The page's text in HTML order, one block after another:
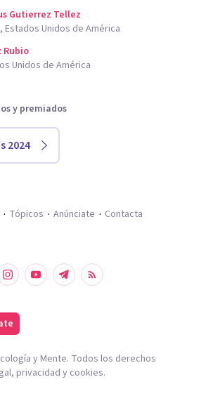
Gutierrez Tellez
Estados Unidos de América
Rubio
Unidos de América
y premiados
2024
Tópicos Anúnciate Contacta
y Mente. Todos los derechos
, privacidad y cookies.